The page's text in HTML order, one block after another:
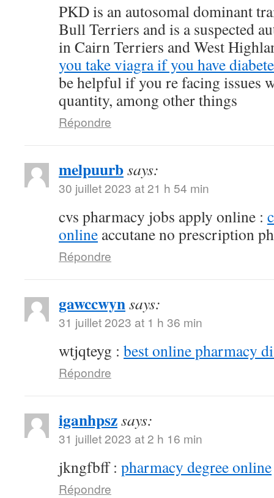
PKD is an autosomal dominant
Bull Terriers and is a suspected
in Cairn Terriers and West
you take viagra if you have
be helpful if you re facing issues
quantity, among other things
Répondre
melpuurbsays:
30 juillet 2023 at 21 h 54 min
cvs pharmacy jobs apply online :
online accutane no prescription
Répondre
gawccwynsays:
31 juillet 2023 at 1 h 36 min
wtjqteyg : best online pharmacy
Répondre
iganhpszsays:
31 juillet 2023 at 2 h 16 min
jkngfbff : pharmacy degree online
Répondre